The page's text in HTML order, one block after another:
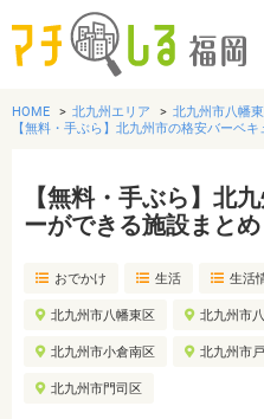
グルメ
美容・健康
歯医者・病院
HOME 北九州エリア 北九州市八幡
【無料・手ぶら】北九州市の格安バーベ
【無料・手ぶら】北
ーができる施設まとめ
おでかけ 生活 生活
北九州市八幡東区 北九州市
北九州市小倉南区 北九州市
北九州市門司区